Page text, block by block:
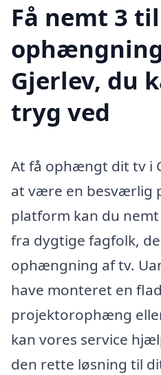
Få nemt 3
Gjerlev, du
tryg ved
At få ophængt dit tv i
at være en besværlig
platform kan du
fra dygtige fagfolk,
ophængning af tv.
have monteret en
projektorophæng
kan vores service
den rette løsning til